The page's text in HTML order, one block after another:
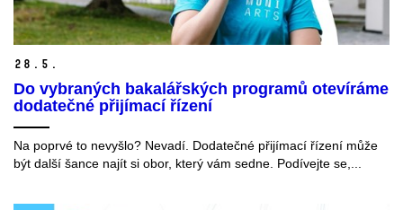
28. 5.
Do vybraných bakalářských programů otevíráme
dodatečné přijímací řízení
Na poprvé to nevyšlo? Nevadí. Dodatečné přijímací řízení může
být další šance najít si obor, který vám sedne. Podívejte se,...